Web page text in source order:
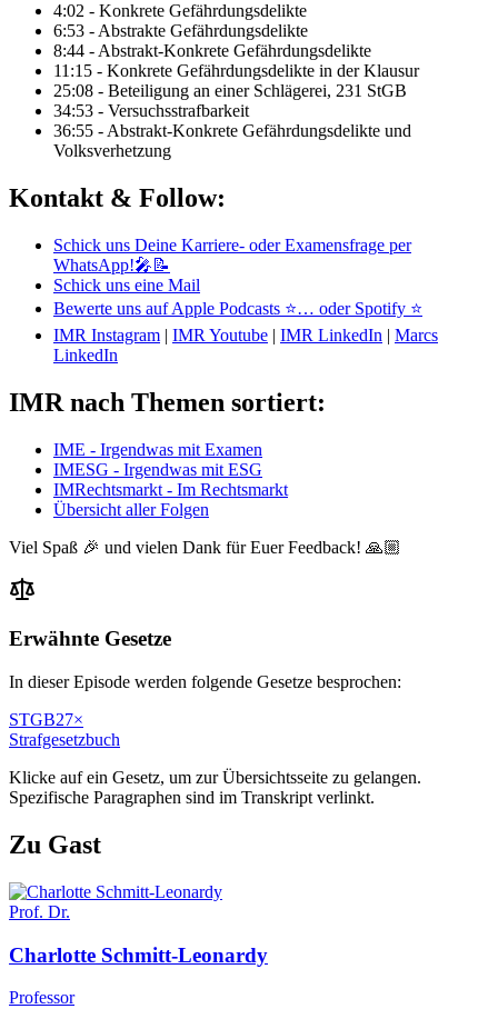
4:02 - Konkrete Gefährdungsdelikte
6:53 - Abstrakte Gefährdungsdelikte
8:44 - Abstrakt-Konkrete Gefährdungsdelikte
11:15 - Konkrete Gefährdungsdelikte in der Klausur
25:08 - Beteiligung an einer Schlägerei, 231 StGB
34:53 - Versuchsstrafbarkeit
36:55 - Abstrakt-Konkrete Gefährdungsdelikte und
Volksverhetzung
Kontakt & Follow:
Schick uns Deine Karriere- oder Examensfrage per
WhatsApp!🎤📝
Schick uns eine Mail
Bewerte uns auf Apple Podcasts ⭐… oder Spotify ⭐
IMR Instagram | IMR Youtube | IMR LinkedIn | Marcs
LinkedIn
IMR nach Themen sortiert:
IME - Irgendwas mit Examen
IMESG - Irgendwas mit ESG
IMRechtsmarkt - Im Rechtsmarkt
Übersicht aller Folgen
Viel Spaß 🎉 und vielen Dank für Euer Feedback! 🙏🏼
Erwähnte Gesetze
In dieser Episode werden folgende Gesetze besprochen:
STGB27×
Strafgesetzbuch
Klicke auf ein Gesetz, um zur Übersichtsseite zu gelangen.
Spezifische Paragraphen sind im Transkript verlinkt.
Zu Gast
Prof. Dr.
Charlotte Schmitt-Leonardy
Professor